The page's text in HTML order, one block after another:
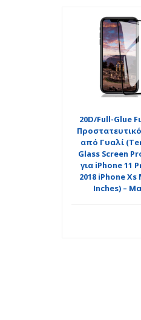
20D/Full-Glue
από Γυαλί
Glass Screen
για iPhone 11
2018 iPhone Xs
Inches) –